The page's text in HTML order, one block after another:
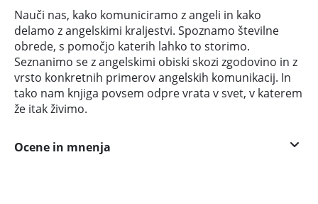
Nauči nas, kako komuniciramo z angeli in kako
delamo z angelskimi kraljestvi. Spoznamo številne
obrede, s pomočjo katerih lahko to storimo.
Seznanimo se z angelskimi obiski skozi zgodovino in z
vrsto konkretnih primerov angelskih komunikacij. In
tako nam knjiga povsem odpre vrata v svet, v katerem
že itak živimo.
Ocene in mnenja